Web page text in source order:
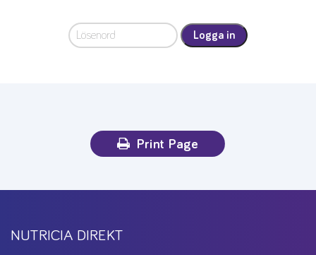
Logga in
Print Page
NUTRICIA DIREKT